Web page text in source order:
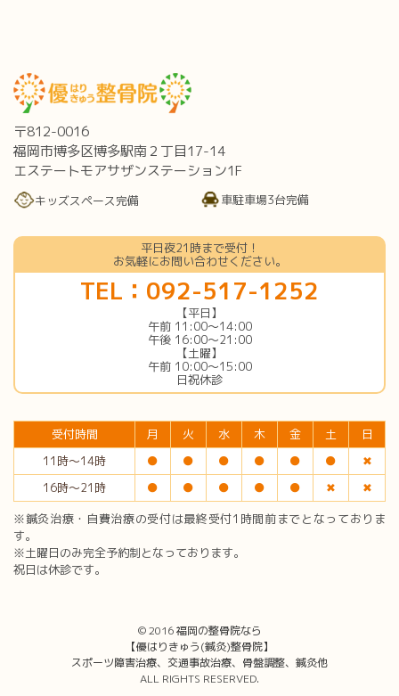
〒812-0016
福岡市博多区博多駅南２丁目17-14
エステートモアサザンステーション1F
キッズスペース完備 車駐車場3台完備
平日夜21時まで受付！
お気軽にお問い合わせください。
TEL：092-517-1252
【平日】
午前 11:00〜14:00
午後 16:00〜21:00
【土曜】
午前 10:00〜15:00
日祝休診
受付時間 月 火 水 木 金 土
日
11時〜14時
● ● ● ● ● ●
✖︎
16時〜21時
● ● ● ● ● ✖︎
✖︎
※鍼灸治療・自費治療の受付は最終受付1時間前までとなっておりま
す。
※土曜日のみ完全予約制となっております。
祝日は休診です。
© 2016福岡の整骨院なら
【優はりきゅう(鍼灸)整骨院】
スポーツ障害治療、交通事故治療、骨盤調整、鍼灸他
ALL RIGHTS RESERVED.